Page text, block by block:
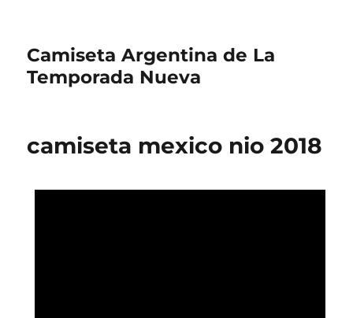
Camiseta Argentina de La
Temporada Nueva
camiseta mexico nio 2018